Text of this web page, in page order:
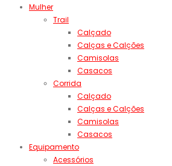
Mulher
Trail
Calçado
Calças e Calções
Camisolas
Casacos
Corrida
Calçado
Calças e Calções
Camisolas
Casacos
Equipamento
Acessórios